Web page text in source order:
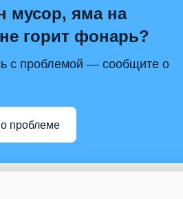
мусор, яма на
горит фонарь?
с проблемой — сообщите о
проблеме